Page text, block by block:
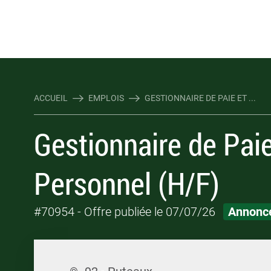
ACCUEIL EMPLOIS GESTIONNAIRE DE PAIE ET ...
Gestionnaire de
Personnel (H/F)
#70954 - Offre publiée le 07/07/26